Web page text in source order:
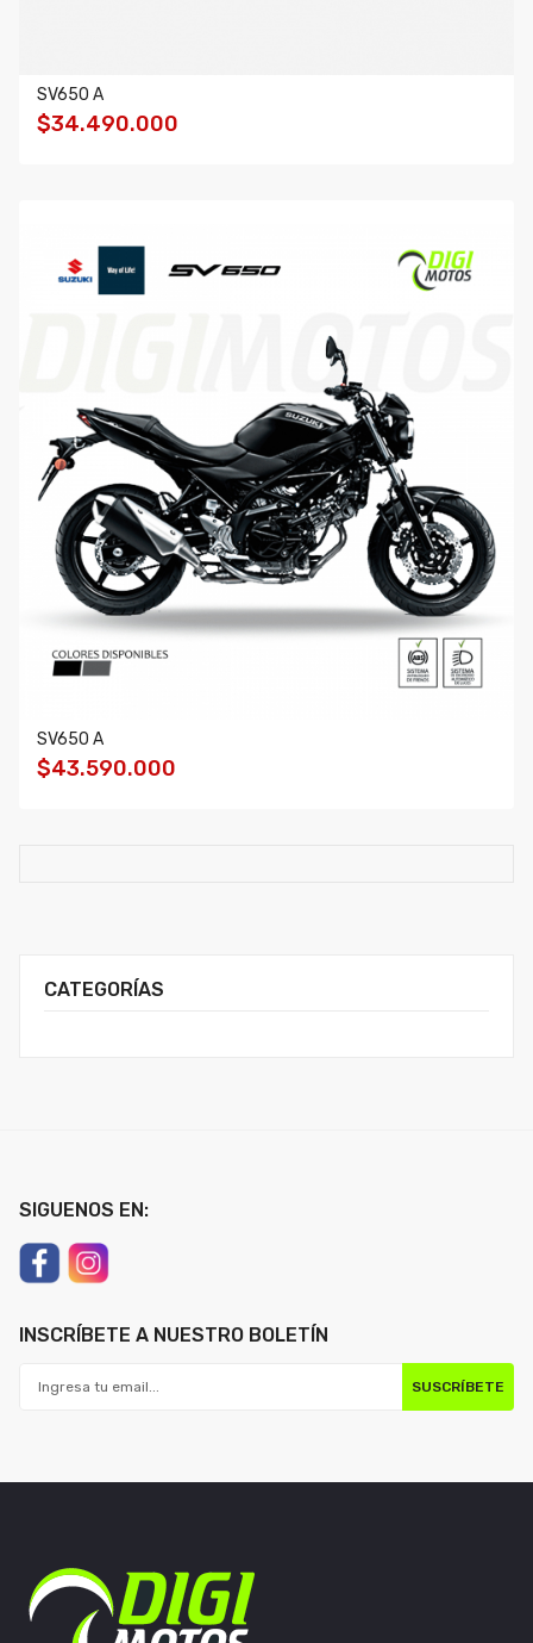
CATEGORÍAS
SV650 A
$34.490.000
SV650 A
$43.590.000
SIGUENOS EN:
INSCRÍBETE A NUESTRO BOLETÍN
SUSCRÍBETE